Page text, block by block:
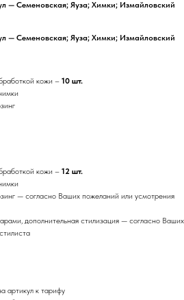
— Семеновская; Яуза; Химки; Измайловский
— Семеновская; Яуза; Химки; Измайловский
кожи – 10 шт.
кожи – 12 шт.
— согласно Ваших пожеланий или усмотрения
дополнительная стилизация — согласно Ваших
артикул к тарифу